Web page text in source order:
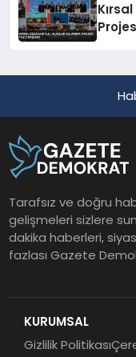
Tarafsız ve doğru
gelişmeleri sizlere
dakika haberleri,
fazlası Gazete
KURUMSAL
Gizlilik Politikası